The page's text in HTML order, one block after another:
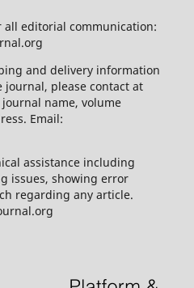
all editorial communication:
and delivery information
please contact at
name, volume
Email:
assistance including
issues, showing error
regarding any article.